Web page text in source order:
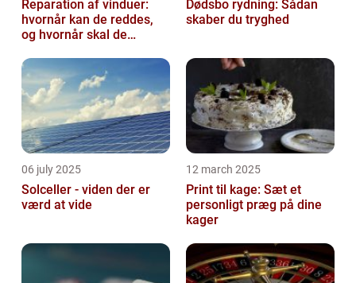
Reparation af vinduer:
hvornår kan de reddes,
og hvornår skal de
Dødsbo rydning: Sådan
skaber du tryghed
06 july 2025
Solceller - viden der er
værd at vide
12 march 2025
Print til kage: Sæt et
personligt præg på dine
kager